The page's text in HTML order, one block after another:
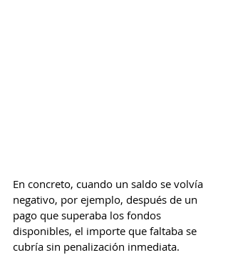
En concreto, cuando un saldo se volvía
negativo, por ejemplo, después de un
pago que superaba los fondos
disponibles, el importe que faltaba se
cubría sin penalización inmediata.